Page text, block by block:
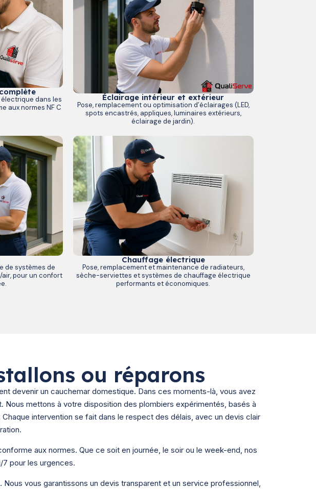
dans les
aux normes NF C
Éclairage intérieur et extérieur
Pose, remplacement ou optimisation d’éclairages (LED,
spots encastrés, appliques, luminaires extérieurs,
éclairage de jardin).
de systèmes de
pour un confort
Chauffage électrique
Pose, remplacement et maintenance de radiateurs,
sèche-serviettes et systèmes de chauffage électrique
performants et économiques.
ou réparons
devenir un cauchemar domestique. Dans ces moments-là, vous avez
Nous mettons à votre disposition des plombiers expérimentés, basés à
intervention se fait dans le respect des délais, avec un devis clair
aux normes. Que ce soit en journée, le soir ou le week-end, nos
pour les urgences.
vous garantissons un devis transparent et un service professionnel,